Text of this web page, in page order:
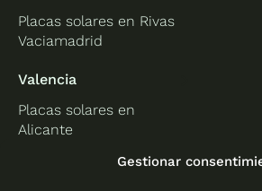
Gestionar
Placas solares en Rivas
Vaciamadrid
Valencia
Placas solares en
Alicante
Placas solares en